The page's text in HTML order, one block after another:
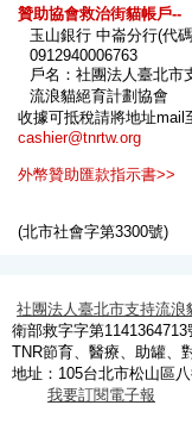
贊助協會救治街貓帳戶--
玉山銀行 中崙分行(代
0912940006763
戶名：社團法人臺北市
流浪貓絕育計劃協會
收據可抵稅請將地址mail
cashier@tnrtw.org
外幣贊助匯款指示書>>
(北市社會字第3300號)
社團法人臺北市支持流浪
衛部救字字第
TNR節育、醫療、助罐、
地址：105台北市松山區
我要訂閱電子報